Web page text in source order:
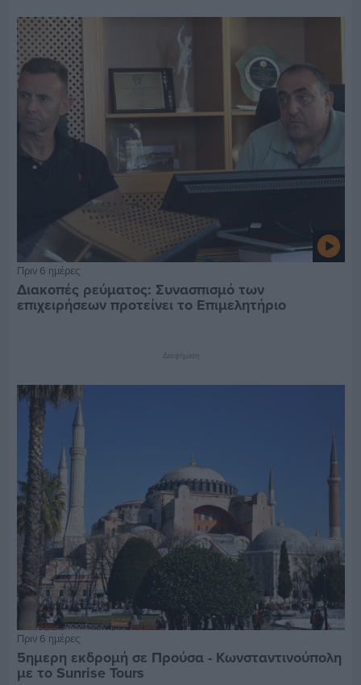
Πριν 6 ημέρες
Διακοπές ρεύματος: Συνασπισμό των
επιχειρήσεων προτείνει το Επιμελητήριο
Διαφήμιση
Πριν 6 ημέρες
5ημερη εκδρομή σε Προύσα - Κωνσταντινούπολη
με το Sunrise Tours